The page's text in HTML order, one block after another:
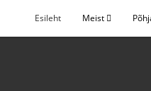
Esileht Meist